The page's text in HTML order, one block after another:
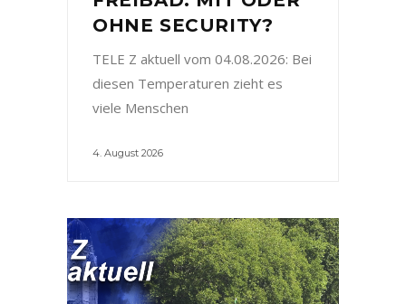
OHNE SECURITY?
TELE Z aktuell vom 04.08.2026: Bei
diesen Temperaturen zieht es
viele Menschen
4. August 2026